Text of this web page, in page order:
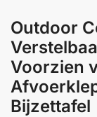
Outdoor
Voorzien
Bijzettafel